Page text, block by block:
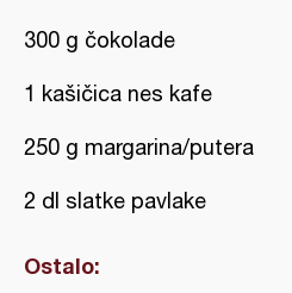
300 g čokolade
1 kašičica nes kafe
250 g margarina/putera
2 dl slatke pavlake
Ostalo: